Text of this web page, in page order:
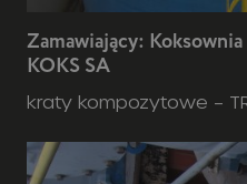
Zamawiający: Koksownia
KOKS SA
kraty kompozytowe –